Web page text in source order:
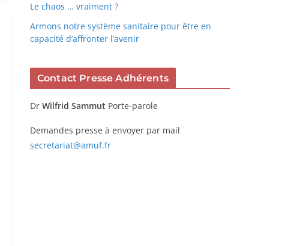
Le chaos … vraiment ?
Armons notre système sanitaire pour être en
capacité d’affronter l’avenir
Contact Presse Adhérents
Dr Wilfrid Sammut Porte-parole
Demandes presse à envoyer par mail
secretariat@amuf.fr